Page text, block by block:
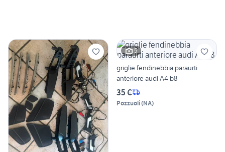
5
griglie fendinebbia paraurti
anteriore audi A4 b8
35 €
Pozzuoli(NA)